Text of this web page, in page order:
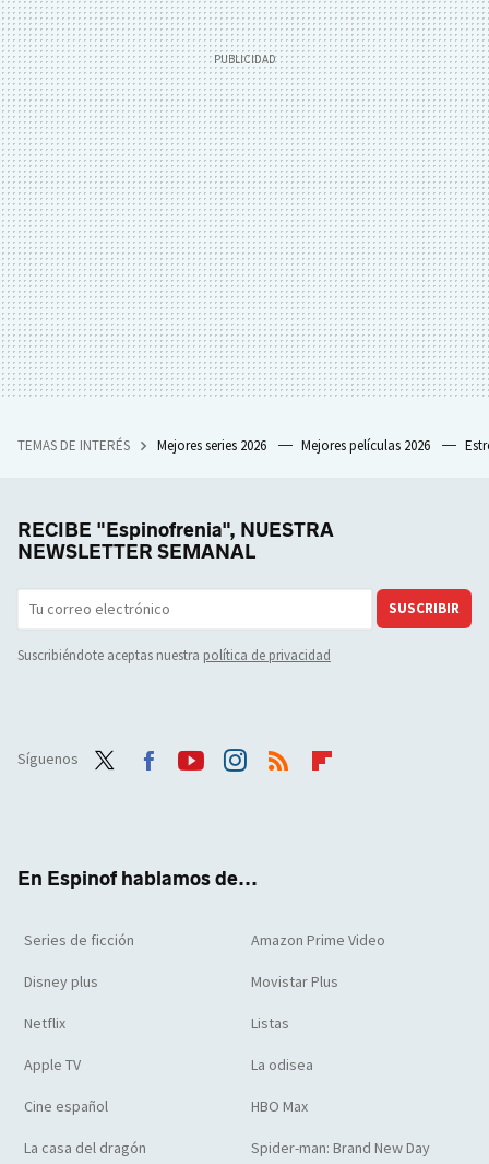
TEMAS DE INTERÉS Mejores series 2026 Mejores películas 2026
RECIBE "Espinofrenia", NUESTRA
NEWSLETTER SEMANAL
SUSCRIBIR
Suscribiéndote aceptas nuestra política de privacidad
Síguenos
En Espinof hablamos de...
Series de ficción Amazon Prime Video
Disney plus Movistar Plus
Netflix Listas
Apple TV La odisea
Cine español HBO Max
La casa del dragón Spider-man: Brand New Day